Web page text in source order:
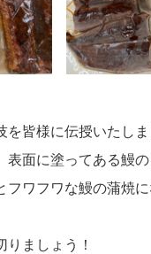
皆様に伝授いたしま
面に塗ってある鰻
ワフワな鰻の蒲焼
ましょう！